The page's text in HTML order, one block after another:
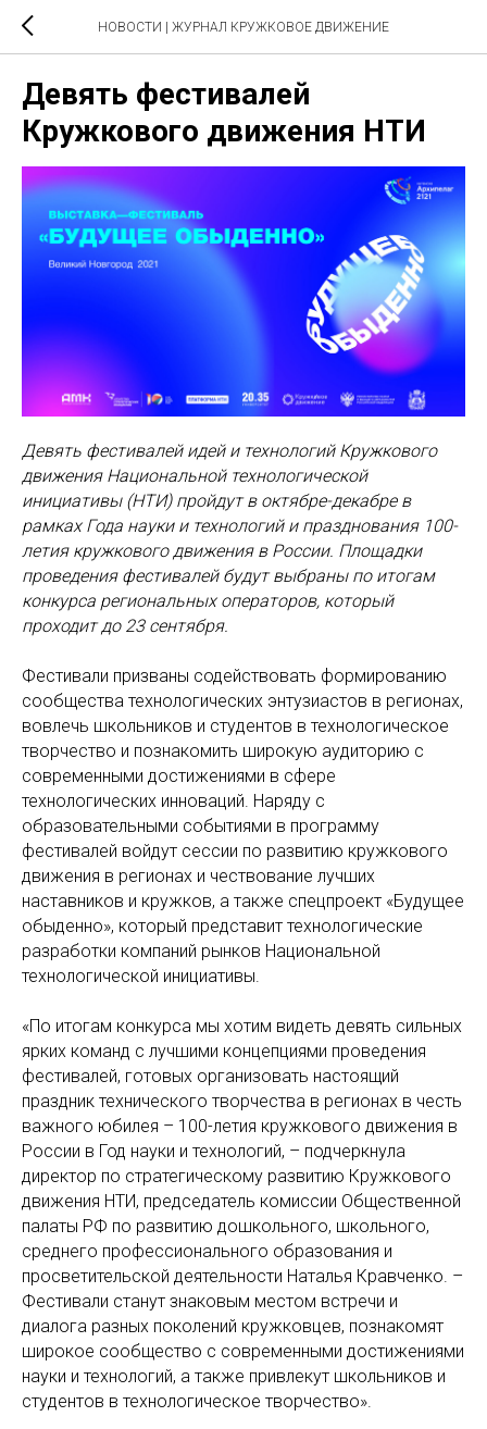
НОВОСТИ | ЖУРНАЛ КРУЖКОВОЕ ДВИЖЕНИЕ
Девять фестивалей
Кружкового движения НТИ
Девять фестивалей идей и технологий Кружкового
движения Национальной технологической
инициативы (НТИ) пройдут в октябре-декабре в
рамках Года науки и технологий и празднования 100-
летия кружкового движения в России. Площадки
проведения фестивалей будут выбраны по итогам
конкурса региональных операторов, который
проходит до 23 сентября.
Фестивали призваны содействовать формированию
сообщества технологических энтузиастов в регионах,
вовлечь школьников и студентов в технологическое
творчество и познакомить широкую аудиторию с
современными достижениями в сфере
технологических инноваций. Наряду с
образовательными событиями в программу
фестивалей войдут сессии по развитию кружкового
движения в регионах и чествование лучших
наставников и кружков, а также спецпроект «Будущее
обыденно», который представит технологические
разработки компаний рынков Национальной
технологической инициативы.
«По итогам конкурса мы хотим видеть девять сильных
ярких команд с лучшими концепциями проведения
фестивалей, готовых организовать настоящий
праздник технического творчества в регионах в честь
важного юбилея – 100-летия кружкового движения в
России в Год науки и технологий, – подчеркнула
директор по стратегическому развитию Кружкового
движения НТИ, председатель комиссии Общественной
палаты РФ по развитию дошкольного, школьного,
среднего профессионального образования и
просветительской деятельности Наталья Кравченко. –
Фестивали станут знаковым местом встречи и
диалога разных поколений кружковцев, познакомят
широкое сообщество с современными достижениями
науки и технологий, а также привлекут школьников и
студентов в технологическое творчество».